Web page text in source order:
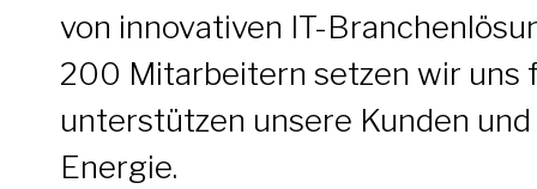
von innovativen IT-
200 Mitarbeitern setzen wir uns
unterstützen unsere Kunden
Energie.